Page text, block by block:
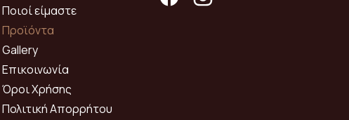
Ποιοί είμαστε
Προϊόντα
Gallery
Επικοινωνία
Όροι Χρήσης
Πολιτική Απορρήτου